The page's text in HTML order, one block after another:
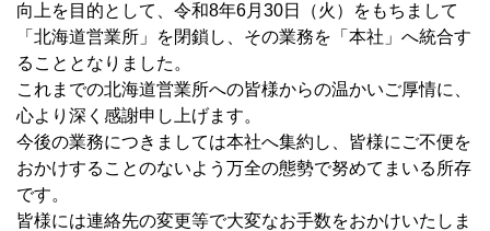
向上を目的として、令和8年6月30日（火）をもちまして
「北海道営業所」を閉鎖し、その業務を「本社」へ統合す
ることとなりました。
これまでの北海道営業所への皆様からの温かいご厚情に、
心より深く感謝申し上げます。
今後の業務につきましては本社へ集約し、皆様にご不便を
おかけすることのないよう万全の態勢で努めてまいる所存
です。
皆様には連絡先の変更等で大変なお手数をおかけいたしま